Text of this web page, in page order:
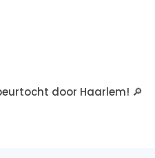
door Haarlem! 🔎